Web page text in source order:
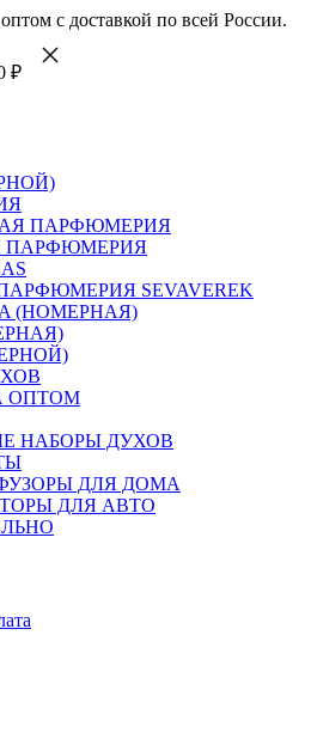
с доставкой по всей России.
₽
ПАРФЮМЕРИЯ
ПАРФЮМЕРИЯ
SEVAVEREK
(НОМЕРНАЯ)
ОПТОМ
НАБОРЫ ДУХОВ
ДЛЯ ДОМА
ДЛЯ АВТО